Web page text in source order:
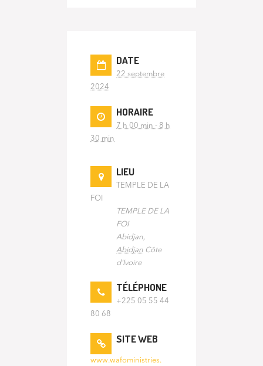
DATE
22 septembre
2024
HORAIRE
7 h 00 min - 8 h
30 min
LIEU
TEMPLE DE LA
FOI
TEMPLE DE LA
FOI
Abidjan
Abidjan Côte
d'Ivoire
TÉLÉPHONE
+225 05 55 44
80 68
SITE WEB
www.wafoministries.